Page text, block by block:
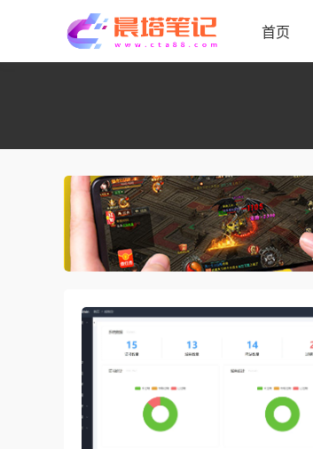
首页